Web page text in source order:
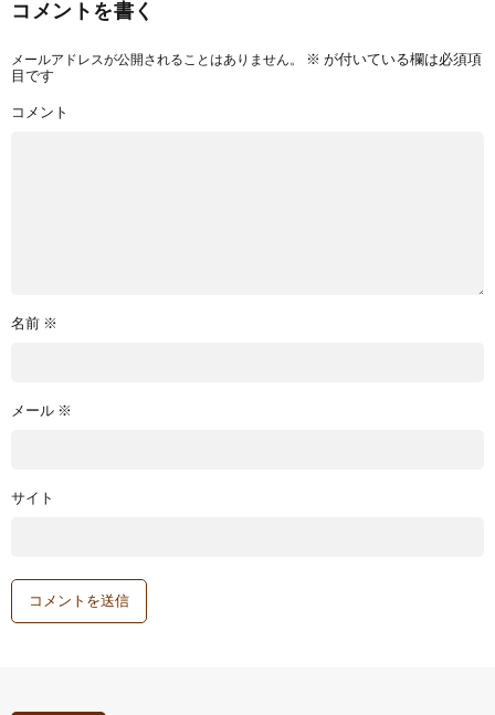
コメントを書く
メールアドレスが公開されることはありません。 ※ が付いている欄は必須項
目です
コメント
名前 ※
メール ※
サイト